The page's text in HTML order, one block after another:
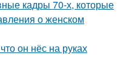
кадры 70-х, которые
о женском
он нёс на руках